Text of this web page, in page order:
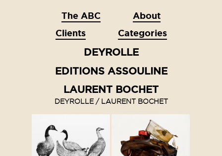
The ABC
About
Clients
Categories
DEYROLLE
EDITIONS ASSOULINE
LAURENT BOCHET
DEYROLLE / LAURENT BOCHET